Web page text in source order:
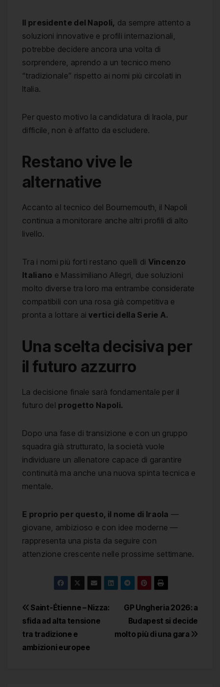
Il presidente del Napoli, da sempre attento a
soluzioni innovative e profili internazionali,
potrebbe decidere ancora una volta di
sorprendere, aprendo a un tecnico meno
“tradizionale” rispetto ai nomi più circolati in
Italia.
Per questo motivo la candidatura di Iraola, pur
difficile, non è affatto da escludere.
Restano vive le
alternative
Accanto al tecnico del Bournemouth, il Napoli
continua a monitorare anche altri profili di alto
livello.
Tra i nomi più forti restano quelli di Vincenzo
Italiano e Massimiliano Allegri, due soluzioni
molto diverse tra loro ma entrambe considerate
compatibili con una rosa già competitiva e
pronta a lottare ai vertici della Serie A.
Una scelta decisiva per
il futuro azzurro
La decisione finale sarà fondamentale per il
futuro del progetto Napoli.
Dopo una fase di transizione e con un gruppo
squadra già strutturato, la società vuole
individuare un allenatore capace di garantire
continuità ma anche una nuova spinta tecnica e
mentale.
E proprio per questo, il nome di Iraola —
giovane, ambizioso e con idee moderne —
rappresenta una pista da seguire con
attenzione crescente nelle prossime settimane.
Navigazione
articoli
GP Ungheria 2026: a
Budapest si decide
molto più di una gara
Saint-Étienne – Nizza:
sfida ad alta tensione
tra tradizione e
ambizioni europee